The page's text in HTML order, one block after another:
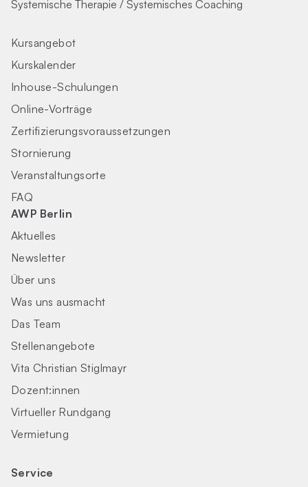
Systemische Therapie / Systemisches Coaching
Kursangebot
Kurskalender
Inhouse-Schulungen
Online-Vorträge
Zertifizierungs­voraus­setzungen
Stornierung
Veranstaltungsorte
FAQ
AWP Berlin
Aktuelles
Newsletter
Über uns
Was uns ausmacht
Das Team
Stellenangebote
Vita Christian Stiglmayr
Dozent:innen
Virtueller Rundgang
Vermietung
Service